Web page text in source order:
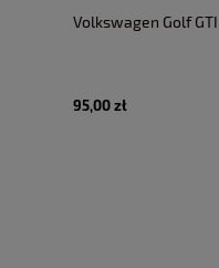
Volkswagen Golf
95,00 zł